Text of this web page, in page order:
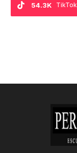
TikTok
54.3K